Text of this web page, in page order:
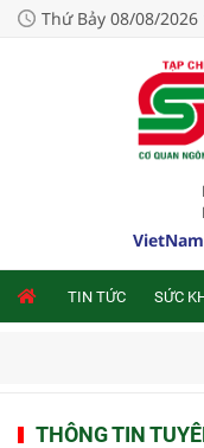
Thứ Bảy 08/08/2026
TIN TỨC SỨC
THÔNG TIN